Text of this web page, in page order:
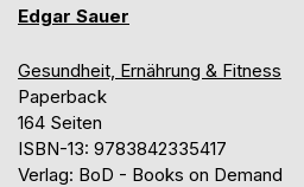
Edgar Sauer
Gesundheit, Ernährung & Fitness
Paperback
164 Seiten
ISBN-13: 9783842335417
Verlag: BoD - Books on Demand